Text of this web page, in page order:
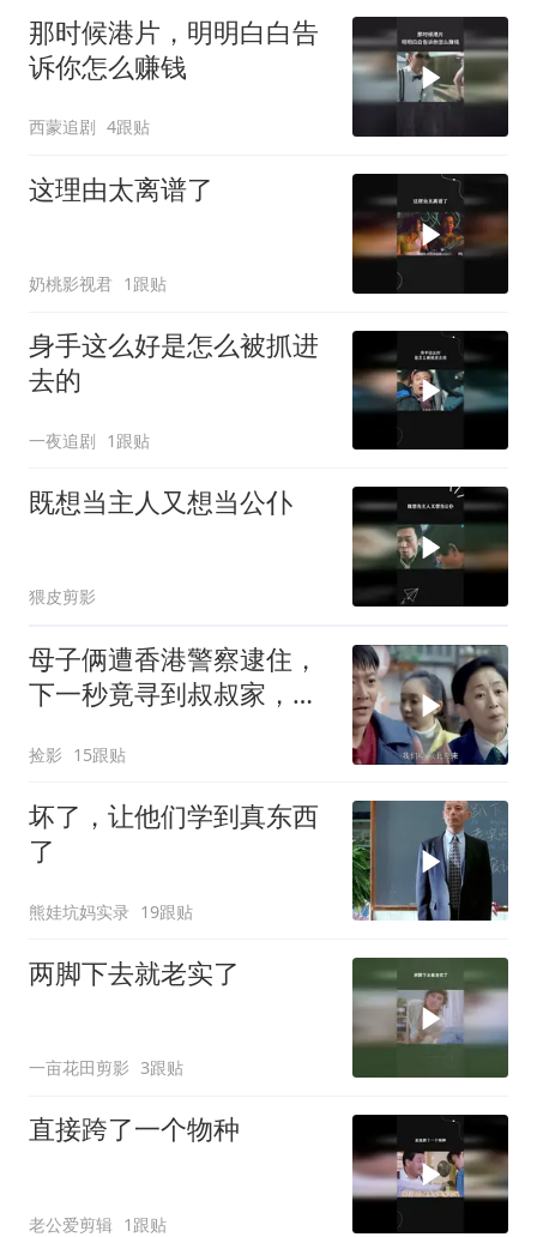
那时候港片，明明白白告
诉你怎么赚钱
西蒙追剧 4跟贴
这理由太离谱了
奶桃影视君 1跟贴
身手这么好是怎么被抓进
去的
一夜追剧 1跟贴
既想当主人又想当公仆
猥皮剪影
母子俩遭香港警察逮住，
下一秒竟寻到叔叔家，瞬
捡影 15跟贴
坏了，让他们学到真东西
了
熊娃坑妈实录 19跟贴
两脚下去就老实了
一亩花田剪影 3跟贴
直接跨了一个物种
老公爱剪辑 1跟贴